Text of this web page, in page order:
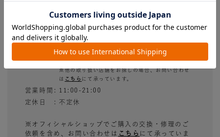
大阪府大阪市中央区南船場3丁目11番3
号 プレリー心斎橋筋ビル1F
アクセス
Osaka Metro 御堂筋線「心斎橋駅 ２番
出口」徒歩3分
クリスタ長堀「北8出口」徒歩1分
TEL
06-4963-3350
※他の取り扱い店舗をお探しの場合、お問い合わせ
は こちら にて承っています。
営業時間
11:00-21:00
定休日
不定休
※オフィシャルショップでご購入の交換・修理のご
依頼を含め、お問い合わせは こちら にて承っていま